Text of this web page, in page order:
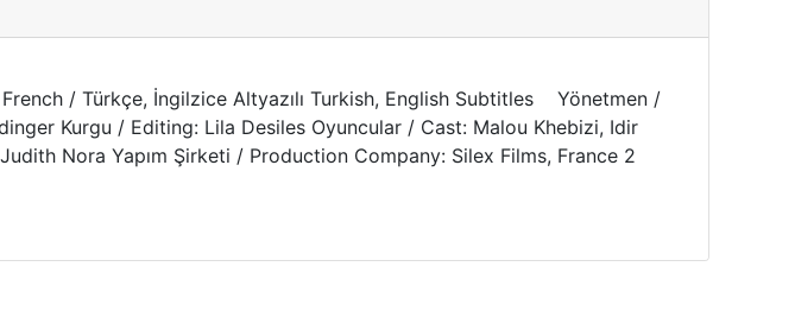
/ Türkçe, İngilzice Altyazılı Turkish, English Subtitles Yönetmen /
Kurgu / Editing: Lila Desiles Oyuncular / Cast: Malou Khebizi, Idir
Nora Yapım Şirketi / Production Company: Silex Films, France 2